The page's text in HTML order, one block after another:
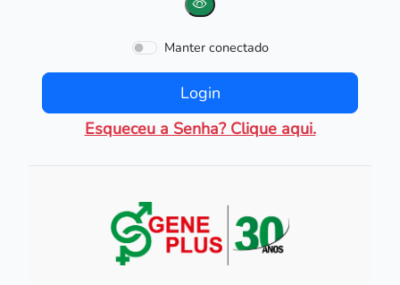
Manter conectado
Login
Esqueceu a Senha? Clique aqui.